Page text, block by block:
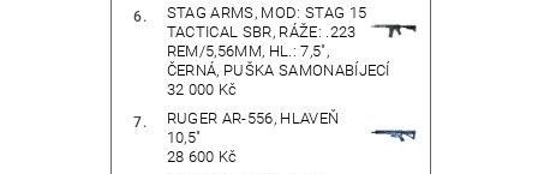
STAG ARMS, MOD: STAG 15
TACTICAL SBR, RÁŽE: .223
REM/5,56MM, HL.: 7,5",
ČERNÁ, PUŠKA SAMONABÍJECÍ
32 000 Kč
RUGER AR-556, HLAVEŇ
10,5"
28 600 Kč